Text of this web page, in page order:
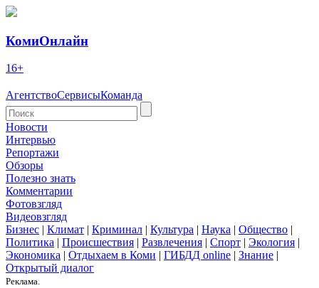
КомиОнлайн
16+
АгентствоСервисыКоманда
Новости
Интервью
Репортажи
Обзоры
Полезно знать
Комментарии
Фотовзгляд
Видеовзгляд
Бизнес | Климат | Криминал | Культура | Наука | Общество |
Политика | Происшествия | Развлечения | Спорт | Экология |
Экономика | Отдыхаем в Коми | ГИБДД online | Знание |
Открытый диалог
Реклама.